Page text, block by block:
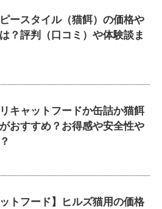
ースタイル（猫餌）の価格や
？評判（口コミ）や体験談ま
キャットフードか缶詰か猫餌
おすすめ？お得感や安全性や
ットフード】ヒルズ猫用の価格